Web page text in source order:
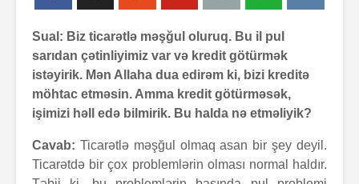
Sual: Biz ticarətlə məşğul oluruq. Bu il pul
sarıdan çətinliyimiz var və kredit götürmək
istəyirik. Mən Allaha dua edirəm ki, bizi kreditə
möhtac etməsin. Amma kredit götürməsək,
işimizi həll edə bilmirik. Bu halda nə etməliyik?
Cavab: Ticarətlə məşğul olmaq asan bir şey deyil.
Ticarətdə bir çox problemlərin olması normal haldır.